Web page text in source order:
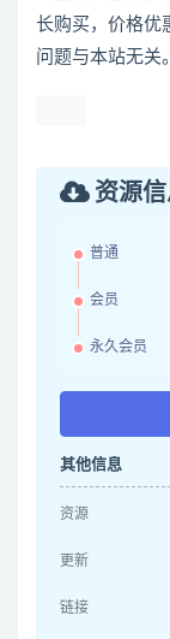
长购买，价格优
问题与本站无关。
资源
普通
会员
永久会员
其他信息
资源
更新
链接